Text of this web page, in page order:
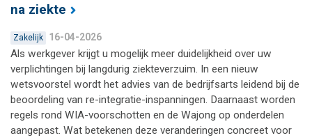
na ziekte
Zakelijk 16-04-2026
Als werkgever krijgt u mogelijk meer duidelijkheid over uw
verplichtingen bij langdurig ziekteverzuim. In een nieuw
wetsvoorstel wordt het advies van de bedrijfsarts leidend bij de
beoordeling van re-integratie-inspanningen. Daarnaast worden
regels rond WIA-voorschotten en de Wajong op onderdelen
aangepast. Wat betekenen deze veranderingen concreet voor